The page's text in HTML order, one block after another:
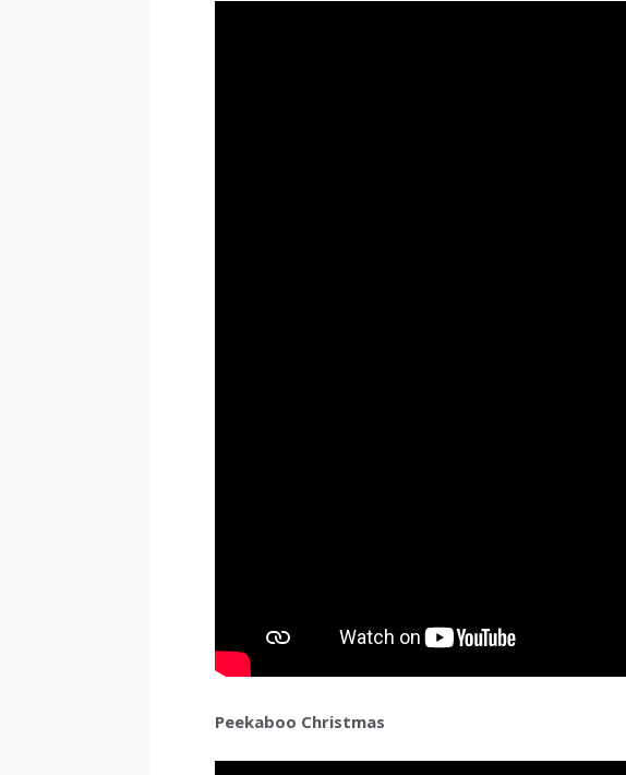
Peekaboo Christmas